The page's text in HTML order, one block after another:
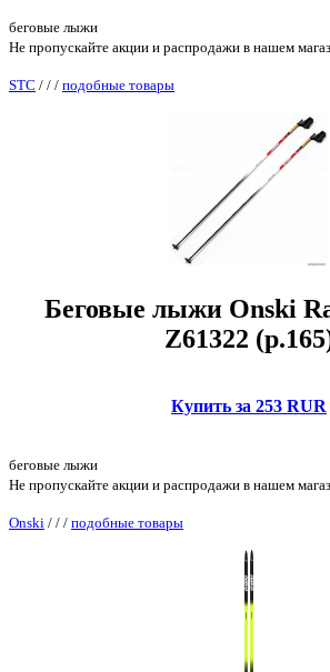
беговые лыжи
Не пропускайте акции и распродажи в нашем
STC / / / подобные товары
Беговые лыжи Onski
Z61322
Купить за 253 RUR
беговые лыжи
Не пропускайте акции и распродажи в нашем
Onski / / / подобные товары